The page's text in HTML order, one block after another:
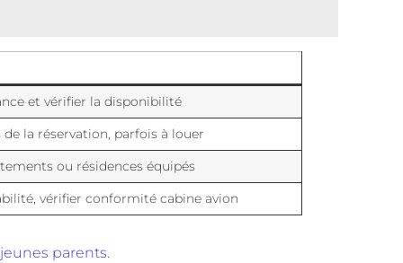
et vérifier la disponibilité
la réservation, parfois à louer
ou résidences équipés
vérifier conformité cabine avion
parents.